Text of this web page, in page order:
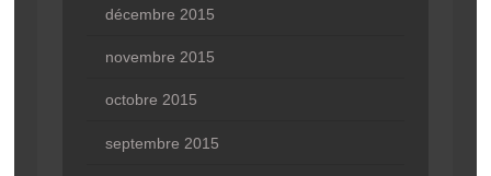
décembre 2015
novembre 2015
octobre 2015
septembre 2015